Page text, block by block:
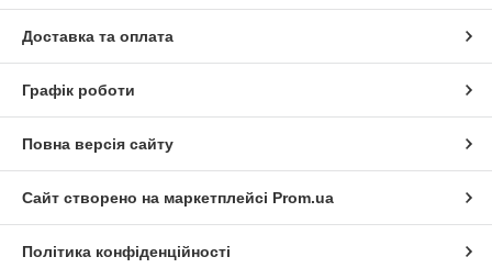
Доставка та оплата
Графік роботи
Повна версія сайту
Сайт створено на маркетплейсі Prom.ua
Політика конфіденційності